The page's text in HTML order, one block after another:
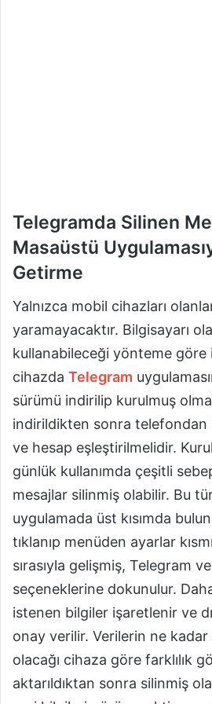
Telegramda Silinen
Masaüstü
Getirme
Yalnızca mobil cihazları
yaramayacaktır. Bilgisayarı
kullanabileceği yönteme göre
cihazda Telegram
sürümü indirilip kurulmuş
indirildikten sonra telefondan
ve hesap eşleştirilmelidir.
günlük kullanımda çeşitli
mesajlar silinmiş olabilir. Bu
uygulamada üst kısımda
tıklanıp menüden ayarlar
sırasıyla gelişmiş, Telegram
seçeneklerine dokunulur.
istenen bilgiler işaretlenir ve
onay verilir. Verilerin ne kadar
olacağı cihaza göre farklılık
aktarıldıktan sonra silinmiş